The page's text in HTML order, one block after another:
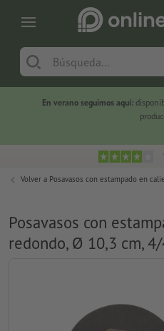
En verano seguimos aquí:
Volver a Posavasos con estampado en
Posavasos con
redondo, Ø 10,3 cm,